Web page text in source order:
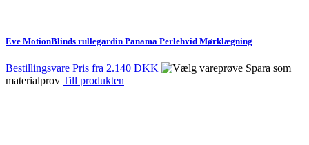
Eve MotionBlinds rullegardin Panama Perlehvid Mørklægning
Bestillingsvare Pris fra 2.140 DKK
Spara som
materialprov Till produkten